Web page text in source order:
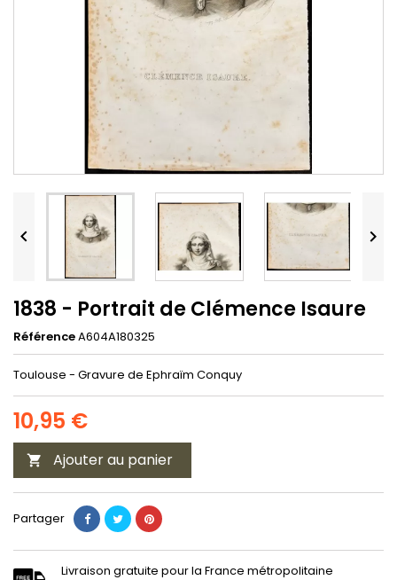
 
1838 - Portrait de Clémence Isaure
RéférenceA604A180325
Toulouse - Gravure de Ephraïm Conquy
10,95 €
 Ajouter au panier
Partager
Livraison gratuite pour la France métropolitaine